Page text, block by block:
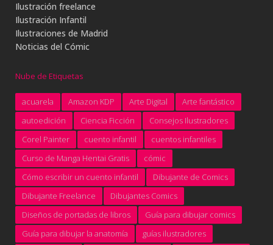
Ilustración freelance
Ilustración Infantil
Ilustraciones de Madrid
Noticias del Cómic
Nube de Etiquetas
acuarela Amazon KDP Arte Digital
Arte fantástico
autoedición
Ciencia Ficción
Consejos Ilustradores
Corel Painter
cuento infantil
cuentos infantiles
Curso de Manga Hentai Gratis
cómic
Cómo escribir un cuento infantil
Dibujante de Comics
Dibujante Freelance
Dibujantes Comics
Diseños de portadas de libros
Guía para dibujar comics
Guía para dibujar la anatomía
guías ilustradores